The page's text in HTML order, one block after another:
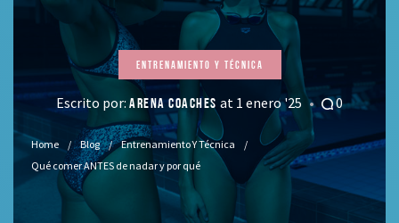
Entrenamiento Y Técnica
Escrito por: ARENA COACHES at 1 enero '25 0
Home Blog
Entrenamiento Y Técnica
Qué comer ANTES de nadar y por qué